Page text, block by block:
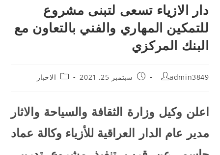
دار الازياء تسعى لتبنى مشروع
للتمكين المهاري والفني بالتعاون مع
البنك المركزي
admin3849 سبتمبر 25, 2021 الاخبار
اعلن وكيل وزارة الثقافة والسياحة والاثار
مدير عام الدار العراقية للأزياء وكالة عماد